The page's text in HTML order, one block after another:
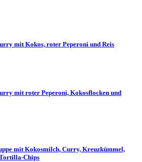
mit Kokos, roter Peperoni und Reis
mit roter Peperoni, Kokosflocken und
mit Kokosmilch, Curry, Kreuzkümmel,
Chips